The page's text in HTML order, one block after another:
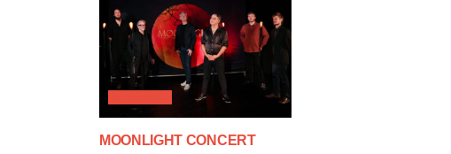
MOONLIGHT CONCERT